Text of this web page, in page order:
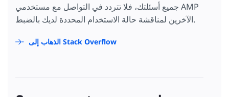
جميع أسئلتك، فلا تتردد في التواصل مع مستخدمي AMP
الآخرين لمناقشة حالة الاستخدام المحددة لديك بالضبط.
الذهاب إلى Stack Overflow